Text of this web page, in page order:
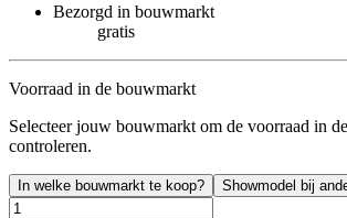
Bezorgd in bouwmarkt
gratis
Voorraad in de bouwmarkt
Selecteer jouw bouwmarkt om de voorraad in
controleren.
In welke bouwmarkt te koop? Showmodel bij